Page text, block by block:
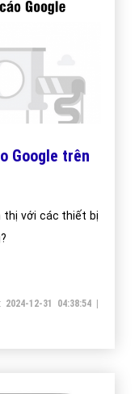
Google trên
thị với các thiết bị
2024-12-31 04:38:54